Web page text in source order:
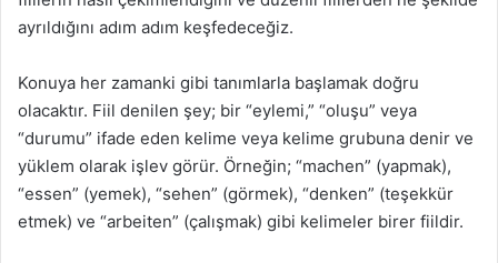
ayrıldığını adım adım keşfedeceğiz.
Konuya her zamanki gibi tanımlarla başlamak doğru
olacaktır. Fiil denilen şey; bir “eylemi,” “oluşu” veya
“durumu” ifade eden kelime veya kelime grubuna denir ve
yüklem olarak işlev görür. Örneğin; “machen” (yapmak),
“essen” (yemek), “sehen” (görmek), “denken” (teşekkür
etmek) ve “arbeiten” (çalışmak) gibi kelimeler birer fiildir.